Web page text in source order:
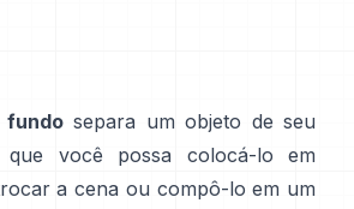
fundosepara um objeto de seu
que você possa colocá-lo em
a cena ou compô-lo em um